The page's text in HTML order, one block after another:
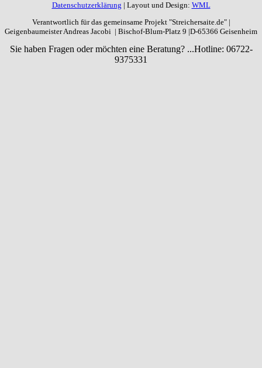
Datenschutzerklärung | Layout und Design: WML
Verantwortlich für das gemeinsame Projekt "Streichersaite.de" |
Geigenbaumeister Andreas Jacobi | Bischof-Blum-Platz 9 |D-65366 Geisenheim
Sie haben Fragen oder möchten eine Beratung? ...Hotline: 06722-
9375331